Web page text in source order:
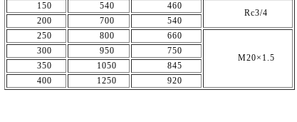
150
540 460
Rc3/4
200 700
540
250
800 660
M20×1.5
300 950
750
350
1050
845
400
1250 920